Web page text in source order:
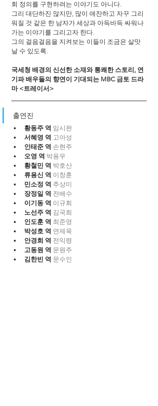
회 정의를 구현하려는 이야기도 아니다.
그리 대단하진 않지만, 많이 애잔하고 자꾸 그리
워질 것 같은 한 남자가 세상과 아득바득 싸워나
가는 이야기를 그리고자 한다.
그의 걸음걸음을 지켜보는 이들이 조금은 살맛
날 수 있도록.
국세청 배경의 신선한 소재와 통쾌한 스토리, 연
기파 배우들의 향연이 기대되는 MBC 금토 드라
마 <트레이서>
출연진
황동주 역 임시완
서혜영 역 고아성
인태준 역 손현주
오영 역 박용우
황철민 역 박호산
류용신 역 이창훈
민소정 역 추상미
장정일 역 전배수
이기동 역 이규회
노선주 역 김국희
인도훈 역 최준영
박성호 역 연제욱
안경희 역 전익령
고동원 역 문원주
김한빈 역 문수인